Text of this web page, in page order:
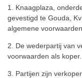
1. Knaagplaza,
gevestigd te Gouda,
algemene
2. De wederpartij van
voorwaarden als koper.
3. Partijen zijn